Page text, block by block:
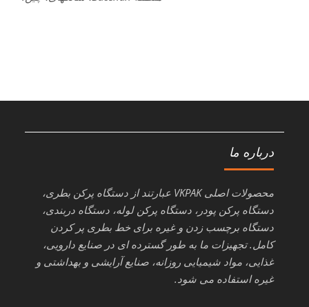
درباره ما
محصولات اصلی VKPAK عبارتند از دستگاه پرکن بطری،
دستگاه پرکن پودر، دستگاه پرکن لوله، دستگاه دربندی،
دستگاه برچسب زدن و غیره برای خط بطری پر کردن
کامل. تجهیزات ما به طور گسترده ای در صنایع دارویی،
غذایی، مواد شیمیایی روزانه، صنایع آرایشی و بهداشتی و
غیره استفاده می شود.